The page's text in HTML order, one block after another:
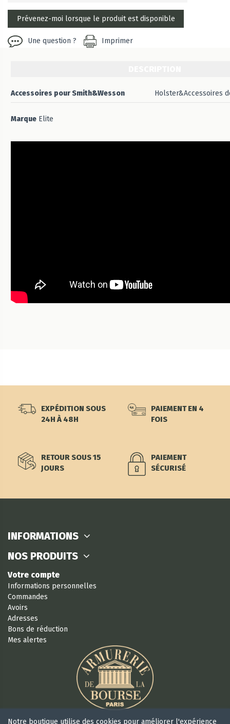
Une question ? Imprimer
Accessoires pour Smith&Wesson Holster&Accessoires
Marque Elite
EXPÉDITION SOUS
24H À 48H
PAIEMENT EN 4
FOIS
RETOUR SOUS 15
JOURS
PAIEMENT
SÉCURISÉ
INFORMATIONS
NOS PRODUITS
Votre compte
Informations personnelles
Commandes
Avoirs
Adresses
Bons de réduction
Mes alertes
Notre boutique utilise des cookies pour améliorer l'expérience